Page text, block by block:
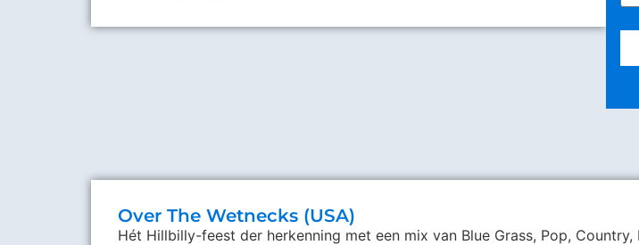
Over The Wetnecks (USA)
Hét Hillbilly-feest der herkenning met een mix van Blue Grass, Pop,